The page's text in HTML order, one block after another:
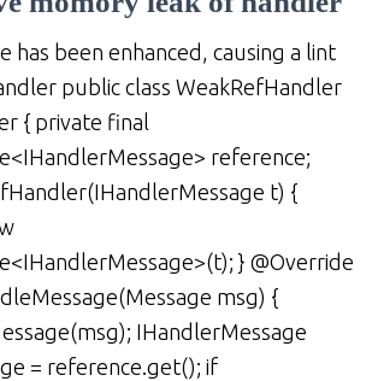
has been enhanced, causing a lint
public class WeakRefHandler
{ private final
reference;
t) {
} @Override
msg) {
IHandlerMessage
= reference.get(); if